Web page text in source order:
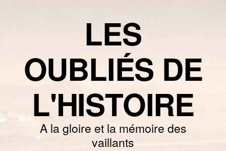
LES
OUBLIÉS DE
L'HISTOIRE
A la gloire et la mémoire des
vaillants